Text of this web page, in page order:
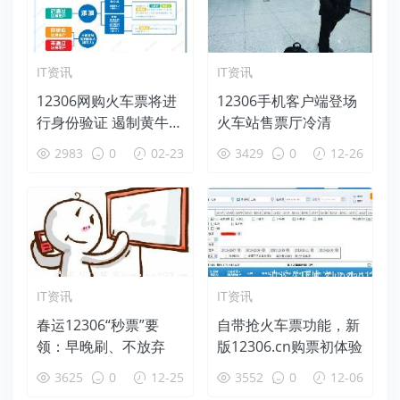
IT资讯
12306网购火车票将进
行身份验证 遏制黄牛和
假名称2983 0 02-23
IT资讯
12306手机客户端登场
火车站售票厅冷清
3429 0 12-26
IT资讯
春运12306“秒票”要
领：早晚刷、不放弃
3625 0 12-25
IT资讯
自带抢火车票功能，新
版12306.cn购票初体验
3552 0 12-06